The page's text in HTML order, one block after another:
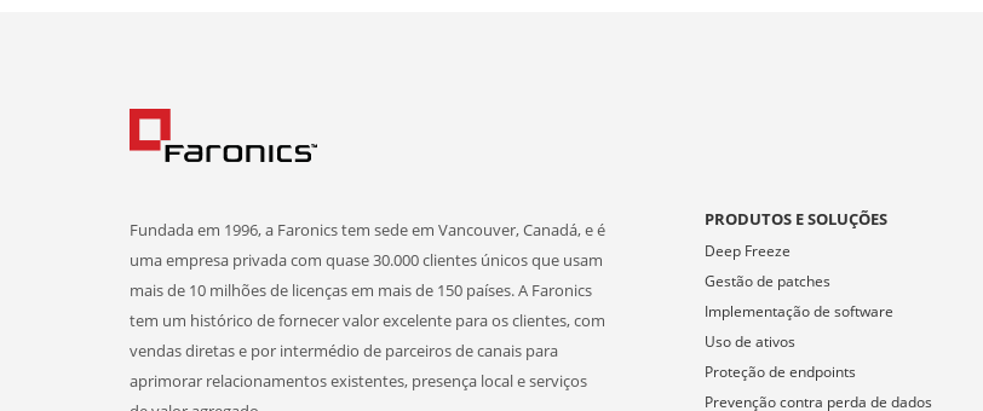
Fundada em 1996, a Faronics tem sede em Vancouver, Canadá, e é
uma empresa privada com quase 30.000 clientes únicos que usam
mais de 10 milhões de licenças em mais de 150 países. A Faronics
tem um histórico de fornecer valor excelente para os clientes, com
vendas diretas e por intermédio de parceiros de canais para
aprimorar relacionamentos existentes, presença local e serviços
PRODUTOS E SOLUÇÕES
Deep Freeze
Gestão de patches
Implementação de software
Uso de ativos
Proteção de endpoints
Prevenção contra perda de dados